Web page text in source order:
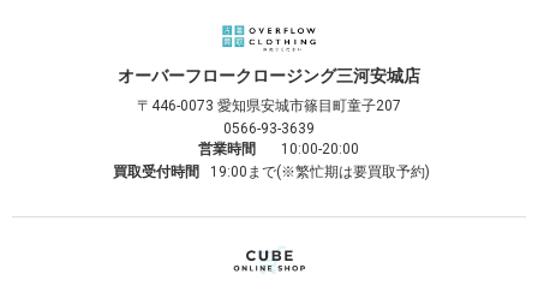
オーバーフロークロージング三河安城店
〒446-0073 愛知県安城市篠目町童子207
0566-93-3639
営業時間
10:00-20:00
買取受付時間
19:00まで(※繁忙期は要買取予約)